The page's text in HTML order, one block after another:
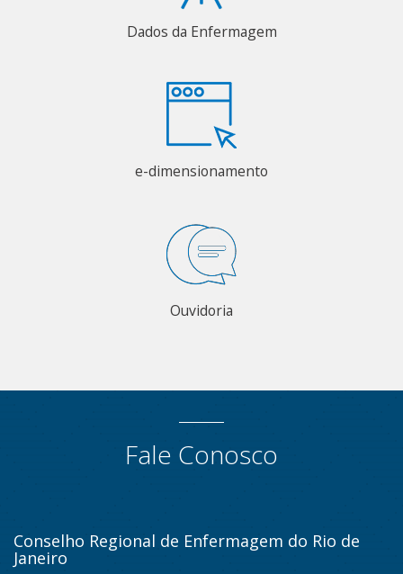
Dados da Enfermagem
e-dimensionamento
Ouvidoria
Fale Conosco
Conselho Regional de Enfermagem do Rio de
Janeiro